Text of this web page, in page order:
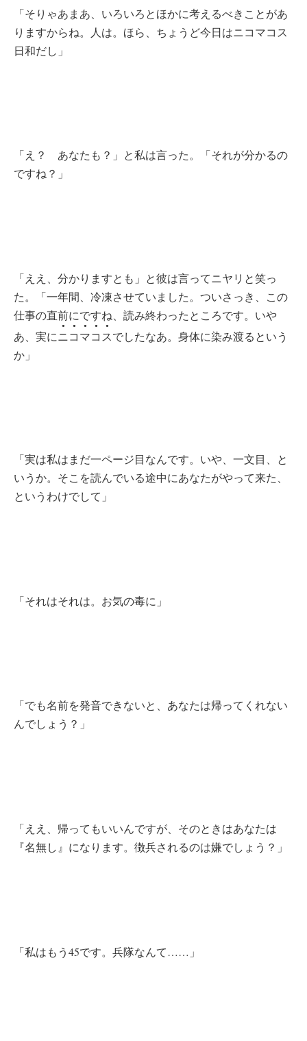
「そりゃあまあ、いろいろとほかに考えるべきことがあ
りますからね。人は。ほら、ちょうど今日はニコマコス
日和だし」
「え？ あなたも？」と私は言った。「それが分かるの
ですね？」
「ええ、分かりますとも」と彼は言ってニヤリと笑っ
た。「一年間、冷凍させていました。ついさっき、この
仕事の直前にですね、読み終わったところです。いや
あ、実にニコマコス
●●●●●
でしたなあ。身体に染み渡るという
か」
「実は私はまだ一ページ目なんです。いや、一文目、と
いうか。そこを読んでいる途中にあなたがやって来た、
というわけでして」
「それはそれは。お気の毒に」
「でも名前を発音できないと、あなたは帰ってくれない
んでしょう？」
「ええ、帰ってもいいんですが、そのときはあなたは
『名無し』になります。徴兵されるのは嫌でしょう？」
「私はもう45です。兵隊なんて……」